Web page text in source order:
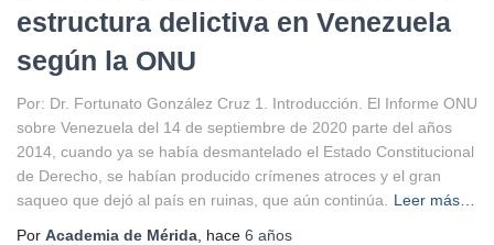
estructura delictiva en Venezuela
según la ONU
Por: Dr. Fortunato González Cruz 1. Introducción. El Informe ONU
sobre Venezuela del 14 de septiembre de 2020 parte del años
2014, cuando ya se había desmantelado el Estado Constitucional
de Derecho, se habían producido crímenes atroces y el gran
saqueo que dejó al país en ruinas, que aún continúa.
Leer más…
Por Academia de Mérida , hace 6 años